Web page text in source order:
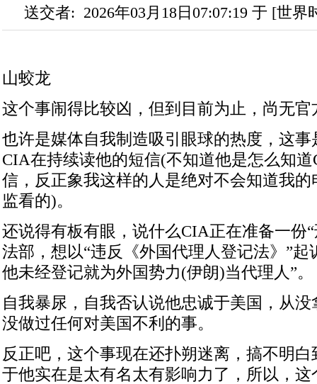
送交者: 2026年03月18日07:07:19 于 [世
山蛟龙
这个事闹得比较凶，但到目前为止，尚无
也许是媒体自我制造吸引眼球的热度，这
CIA在持续读他的短信(不知道他是怎么知
信，反正象我这样的人是绝对不会知道我
监看的)。
还说得有板有眼，说什么CIA正在准备一份
法部，想以“违反《外国代理人登记法》”起
他未经登记就为外国势力(伊朗)当代理人”。
自我暴尿，自我否认说他忠诚于美国，从
没做过任何对美国不利的事。
反正吧，这个事现在还扑朔迷离，搞不明
于他实在是太有名太有影响力了，所以，